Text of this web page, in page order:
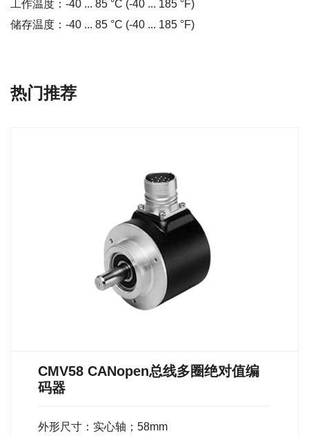
工作温度：-40 ... 85 °C (-40 ... 185 °F)
储存温度：-40 ... 85 °C (-40 ... 185 °F)
热门推荐
CMV58 CANopen总线多圈绝对值编
码器
外形尺寸：实心轴；58mm